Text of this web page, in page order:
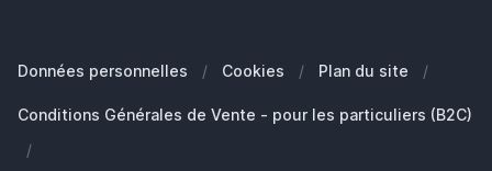
Clients Professionals (B2B)
Travailler chez SB Supply
Mon compte
Données personnelles / Cookies / Plan du site /
Conditions Générales de Vente - pour les particuliers (B2C)
/